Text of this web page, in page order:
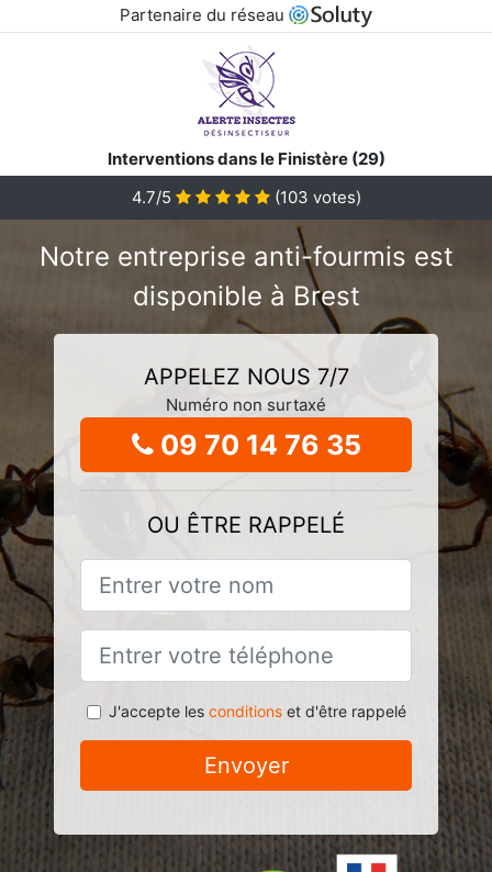
Partenaire du réseau
Interventions dans le Finistère (29)
4.7/5
(103 votes)
Notre entreprise anti-fourmis est
disponible à Brest
APPELEZ NOUS 7/7
Numéro non surtaxé
09 70 14 76 35
OU ÊTRE RAPPELÉ
J'accepte les conditionset d'être rappelé
Envoyer